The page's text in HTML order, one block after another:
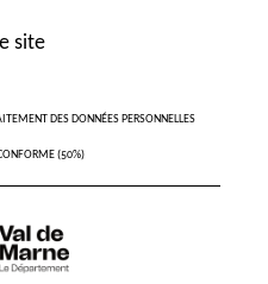
site
DES DONNÉES PERSONNELLES
(50%)